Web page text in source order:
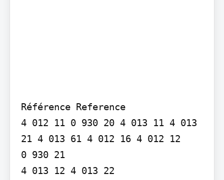
Référence Reference
4 012 11 0 930 20 4 013 11 4 013
21 4 013 61 4 012 16 4 012 12
0 930 21
4 013 12 4 013 22